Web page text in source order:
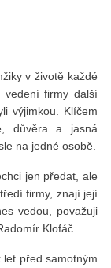
v životě každé
vedení firmy další
výjimkou. Klíčem
důvěra a jasná
na jedné osobě.
jen předat, ale
firmy, znají její
vedou, považuji
Klofáč.
před samotným